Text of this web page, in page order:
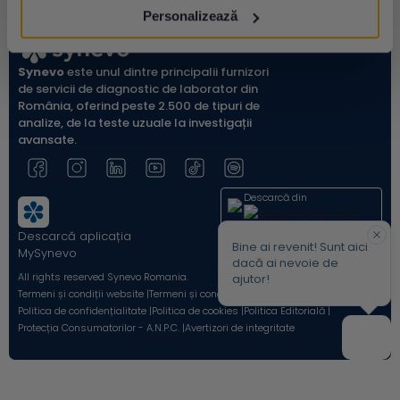
Personalizează
Synevo este unul dintre principalii furnizori
de servicii de diagnostic de laborator din
România, oferind peste 2.500 de tipuri de
analize, de la teste uzuale la investigații
avansate.
Descarcă aplicația
MySynevo
Descarcă din
All rights reserved Synevo Romania.
Termeni și condiții website |Termeni și condiții Shop Online |
Politica de confidențialitate |Politica de cookies |Politica Editorială |
Protecția Consumatorilor - A.N.P.C. |Avertizori de integritate
Bine ai revenit! Sunt aici
dacă ai nevoie de
ajutor!